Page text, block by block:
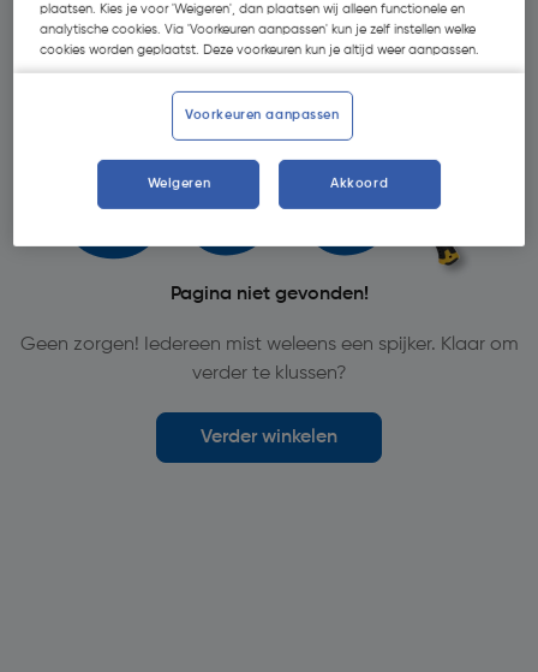
Oops!
Pagina niet gevonden!
Geen zorgen! Iedereen mist weleens een spijker. Klaar om
verder te klussen?
Verder winkelen
plaatsen. Kies je voor 'Weigeren', dan plaatsen wij alleen functionele en
analytische cookies. Via 'Voorkeuren aanpassen' kun je zelf instellen welke
cookies worden geplaatst. Deze voorkeuren kun je altijd weer aanpassen.
Voorkeuren aanpassen
Weigeren Akkoord